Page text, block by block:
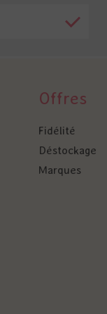
Offres
Fidélité
Déstockage
Marques